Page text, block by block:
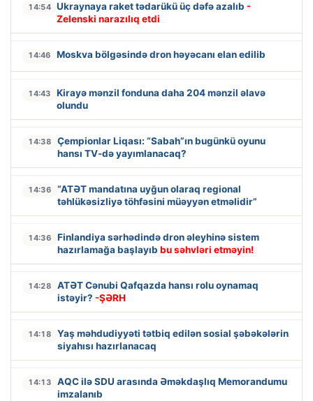
14:54 Ukraynaya raket tədarükü üç dəfə azalıb -
Zelenski narazılıq etdi
14:46 Moskva bölgəsində dron həyəcanı elan edilib
14:43
Kirayə mənzil fonduna daha 204 mənzil əlavə
olundu
14:38
Çempionlar Liqası: “Sabah”ın bugünkü oyunu
hansı TV-də yayımlanacaq?
14:36
“ATƏT mandatına uyğun olaraq regional
təhlükəsizliyə töhfəsini müəyyən etməlidir”
14:36
Finlandiya sərhədində dron əleyhinə sistem
hazırlamağa başlayıb bu səhvləri etməyin!
14:28
ATƏT Cənubi Qafqazda hansı rolu oynamaq
istəyir? -ŞƏRH
14:18
Yaş məhdudiyyəti tətbiq edilən sosial şəbəkələrin
siyahısı hazırlanacaq
14:13
AQC ilə SDU arasında Əməkdaşlıq Memorandumu
imzalanıb